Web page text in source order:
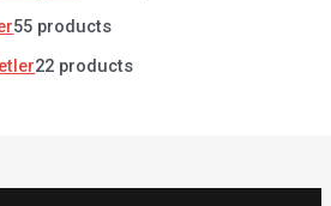
55 products
22 products